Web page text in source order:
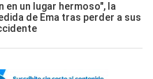
en un lugar hermoso", la
de Ema tras perder a sus